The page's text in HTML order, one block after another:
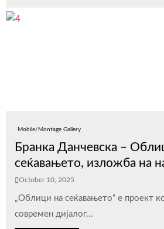
Mobile/Montage Gallery
Бранка Данчевска –
сеќавањето, изложба на
October 10, 2025
„Облици на сеќавањето“ е проект
современ дијалог...